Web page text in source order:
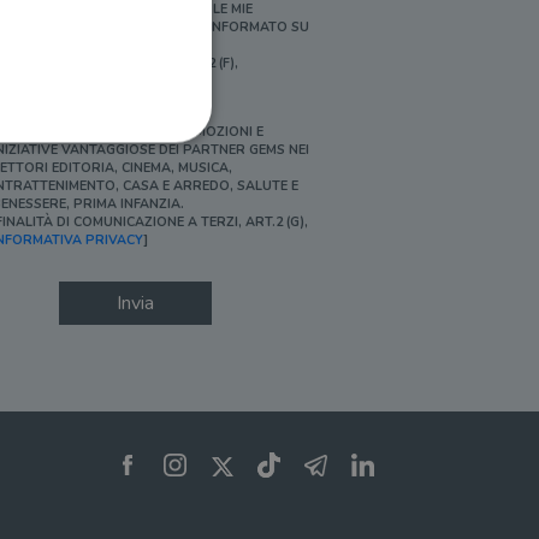
PERSONALIZZATE E IN LINEA CON LE MIE
ABITUDINI DI ACQUISTO, ESSERE INFORMATO SU
[FINALITÀ DI PROFILAZIONE, ART.2 (F),
SÌ, DESIDERO ACCEDERE A PROMOZIONI E
VANTAGGIOSE DEI PARTNER GEMS NEI
EDITORIA, CINEMA, MUSICA,
CASA E ARREDO, SALUTE E
PRIMA INFANZIA.
DI COMUNICAZIONE A TERZI, ART.2 (G),
PRIVACY]
Invia
dell'account. Il sito
per il dominio corrente.